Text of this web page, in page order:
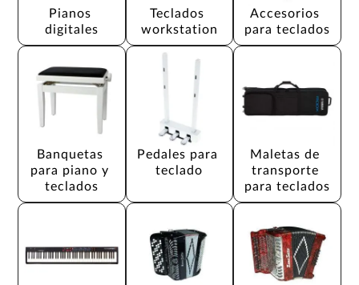
Pianos
digitales
Teclados
workstation
Accesorios
para teclados
Banquetas
para piano y
teclados
Pedales para
teclado
Maletas de
transporte
para teclados